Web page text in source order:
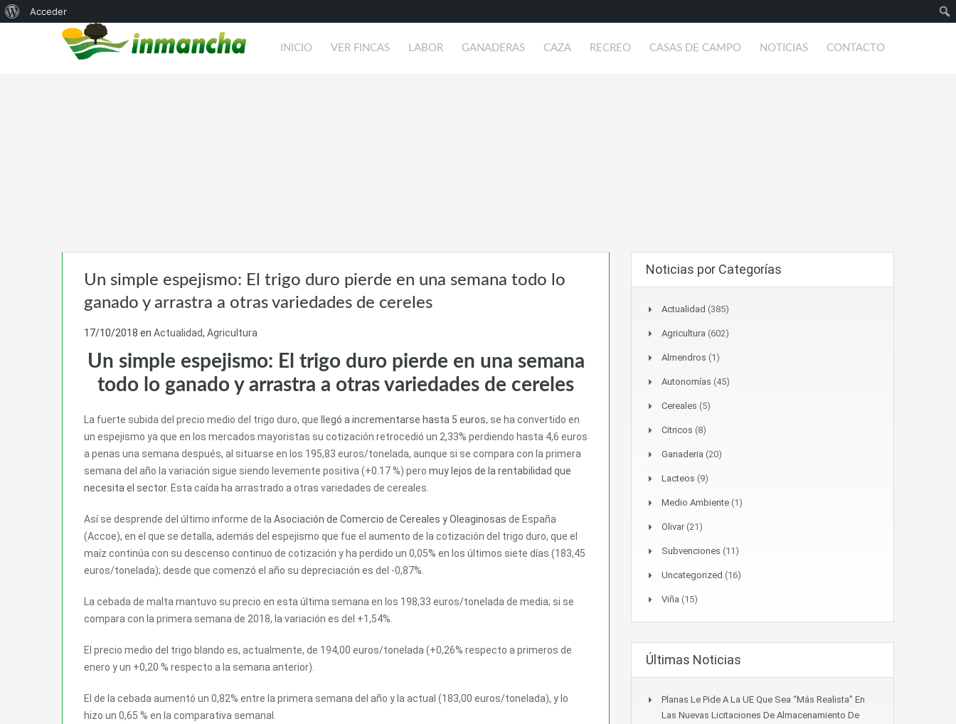
Acerca
Acceder
INICIO VER FINCAS LABOR GANADERAS CAZA RECREO CASAS DE CAMPO NOTICIAS CONTACTO
Un simple espejismo: El trigo duro pierde en una semana todo lo
ganado y arrastra a otras variedades de cereles
17/10/2018 en Actualidad, Agricultura
Un simple espejismo: El trigo duro pierde en una semana
todo lo ganado y arrastra a otras variedades de cereles
La fuerte subida del precio medio del trigo duro, que llegó a incrementarse hasta 5 euros, se ha convertido en
un espejismo ya que en los mercados mayoristas su cotización retrocedió un 2,33% perdiendo hasta 4,6 euros
a penas una semana después, al situarse en los 195,83 euros/tonelada, aunque si se compara con la primera
semana del año la variación sigue siendo levemente positiva (+0.17 %) pero muy lejos de la rentabilidad que
necesita el sector. Esta caída ha arrastrado a otras variedades de cereales.
Así se desprende del último informe de la Asociación de Comercio de Cereales y Oleaginosas de España
(Accoe), en el que se detalla, además del espejismo que fue el aumento de la cotización del trigo duro, que el
maíz continúa con su descenso continuo de cotización y ha perdido un 0,05% en los últimos siete días (183,45
euros/tonelada); desde que comenzó el año su depreciación es del -0,87%.
La cebada de malta mantuvo su precio en esta última semana en los 198,33 euros/tonelada de media; si se
compara con la primera semana de 2018, la variación es del +1,54%.
El precio medio del trigo blando es, actualmente, de 194,00 euros/tonelada (+0,26% respecto a primeros de
enero y un +0,20 % respecto a la semana anterior).
El de la cebada aumentó un 0,82% entre la primera semana del año y la actual (183,00 euros/tonelada), y lo
hizo un 0,65 % en la comparativa semanal.
Noticias por Categorías
Actualidad (385)
Agricultura (602)
Almendros (1)
Autonomías (45)
Cereales (5)
Citricos (8)
Ganaderia (20)
Lacteos (9)
Medio Ambiente (1)
Olivar(21)
Subvenciones (11)
Uncategorized (16)
Viña (15)
Últimas Noticias
Planas Le Pide A La UE Que Sea “más Realista” En
Las Nuevas Licitaciones De Almacenamiento De